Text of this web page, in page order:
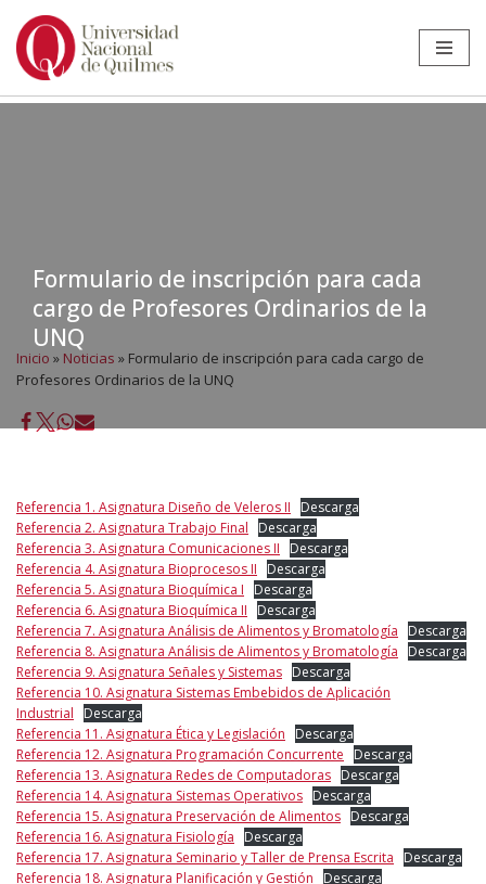
Ir
Formulario de inscripción para cada
cargo de Profesores Ordinarios de la
UNQ
Inicio » Noticias » Formulario de inscripción para cada cargo de
Profesores Ordinarios de la UNQ
Referencia 1. Asignatura Diseño de Veleros II
Descarga
Referencia 2. Asignatura Trabajo Final
Descarga
Referencia 3. Asignatura Comunicaciones II
Descarga
Referencia 4. Asignatura Bioprocesos II
Descarga
Referencia 5. Asignatura Bioquímica I
Descarga
Referencia 6. Asignatura Bioquímica II
Descarga
Referencia 7. Asignatura Análisis de Alimentos y Bromatología
Descarga
Referencia 8. Asignatura Análisis de Alimentos y Bromatología
Descarga
Referencia 9. Asignatura Señales y Sistemas Descarga
Referencia 10. Asignatura Sistemas Embebidos de Aplicación
Industrial
Descarga
Referencia 11. Asignatura Ética y Legislación
Descarga
Referencia 12. Asignatura Programación Concurrente
Descarga
Referencia 13. Asignatura Redes de Computadoras Descarga
Referencia 14. Asignatura Sistemas Operativos Descarga
Referencia 15. Asignatura Preservación de Alimentos Descarga
Referencia 16. Asignatura Fisiología
Descarga
Referencia 17. Asignatura Seminario y Taller de Prensa Escrita
Descarga
Referencia 18. Asignatura Planificación y Gestión
Descarga